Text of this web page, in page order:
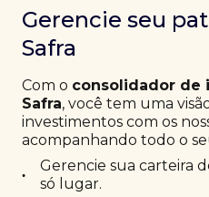
Gerencie seu
Safra
Com o consolidador de
Safra, você tem uma
investimentos com os
acompanhando todo o
•
Gerencie sua carteira
só lugar.